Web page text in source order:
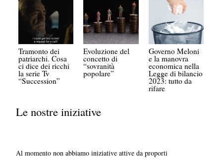
Tramonto dei
patriarchi. Cosa
ci dice dei ricchi
la serie Tv
“Succession”
Evoluzione del
concetto di
“sovranità
popolare”
Governo Meloni
e la manovra
economica nella
Legge di bilancio
2023: tutto da
rifare
Le nostre iniziative
Al momento non abbiamo iniziative attive da proporti